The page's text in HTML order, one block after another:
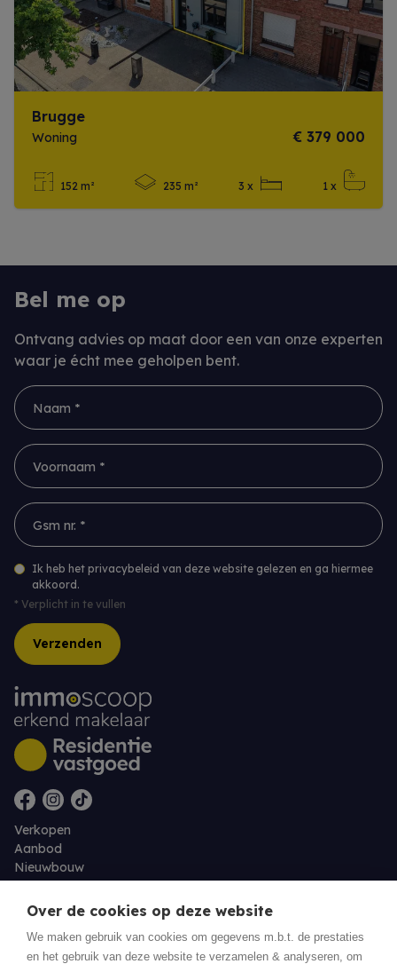
Brugge
Woning € 379 000
152 m² 235 m² 3 x 1 x
Bel me op
Ontvang advies op maat door een van onze experten
waar je écht mee geholpen bent.
Naam *
Voornaam *
Gsm nr. *
Ik heb het privacybeleid van deze website gelezen en ga hiermee
akkoord.
* Verplicht in te vullen
Verzenden
Verkopen
Aanbod
Nieuwbouw
Over ons
Contact
Over de cookies op deze website
We maken gebruik van cookies om gegevens m.b.t. de prestaties
en het gebruik van deze website te verzamelen & analyseren, om